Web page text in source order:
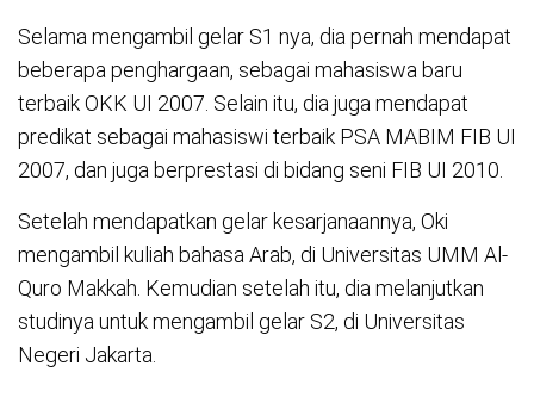
Selama mengambil gelar S1 nya, dia pernah mendapat
beberapa penghargaan, sebagai mahasiswa baru
terbaik OKK UI 2007. Selain itu, dia juga mendapat
predikat sebagai mahasiswi terbaik PSA MABIM FIB UI
2007, dan juga berprestasi di bidang seni FIB UI 2010.
Setelah mendapatkan gelar kesarjanaannya, Oki
mengambil kuliah bahasa Arab, di Universitas UMM Al-
Quro Makkah. Kemudian setelah itu, dia melanjutkan
studinya untuk mengambil gelar S2, di Universitas
Negeri Jakarta.